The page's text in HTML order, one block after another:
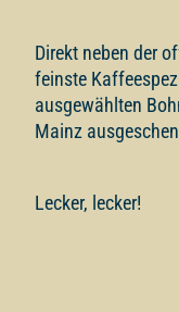
Direkt neben der
feinste
ausgewählten
Mainz
Lecker, lecker!